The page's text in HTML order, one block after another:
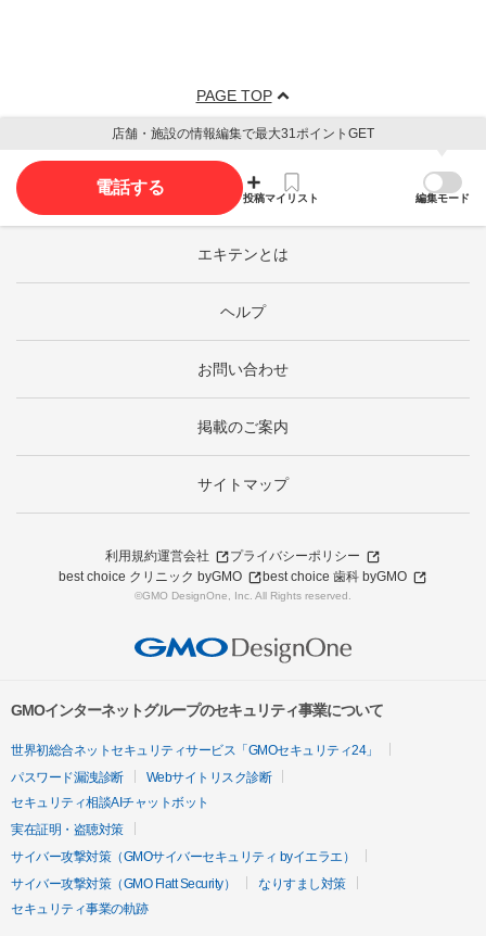
PAGE TOP
店舗・施設の情報編集で最大31ポイントGET
電話する
投稿マイリスト 編集モード
エキテンとは
ヘルプ
お問い合わせ
掲載のご案内
サイトマップ
利用規約運営会社
プライバシーポリシー
best choice クリニック byGMO
best choice 歯科 byGMO
©GMO DesignOne, Inc. All Rights reserved.
GMOインターネットグループのセキュリティ事業について
世界初総合ネットセキュリティサービス「GMOセキュリティ24」
パスワード漏洩診断
Webサイトリスク診断
セキュリティ相談AIチャットボット
実在証明・盗聴対策
サイバー攻撃対策（GMOサイバーセキュリティ byイエラエ）
サイバー攻撃対策（GMO Flatt Security）
なりすまし対策
セキュリティ事業の軌跡